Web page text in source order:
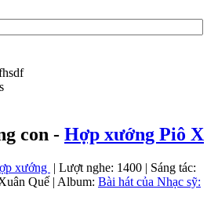
con - Hợp xướng Piô X
xướng | Lượt nghe: 1400 | Sáng tác:
Quế | Album: Bài hát của Nhạc sỹ: